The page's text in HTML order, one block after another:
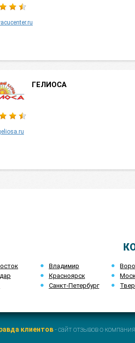
ГЕЛИОСА
Владимир
Красноярск
Санкт-Петербург
клиентов- сайт отзывов о